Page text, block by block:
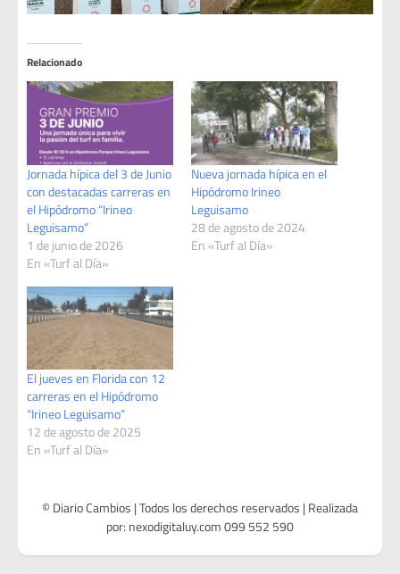
Relacionado
Jornada hípica del 3 de Junio
con destacadas carreras en
el Hipódromo “Irineo
Leguisamo”
1 de junio de 2026
En «Turf al Día»
Nueva jornada hípica en el
Hipódromo Irineo
Leguisamo
28 de agosto de 2024
En «Turf al Día»
El jueves en Florida con 12
carreras en el Hipódromo
“Irineo Leguisamo”
12 de agosto de 2025
En «Turf al Día»